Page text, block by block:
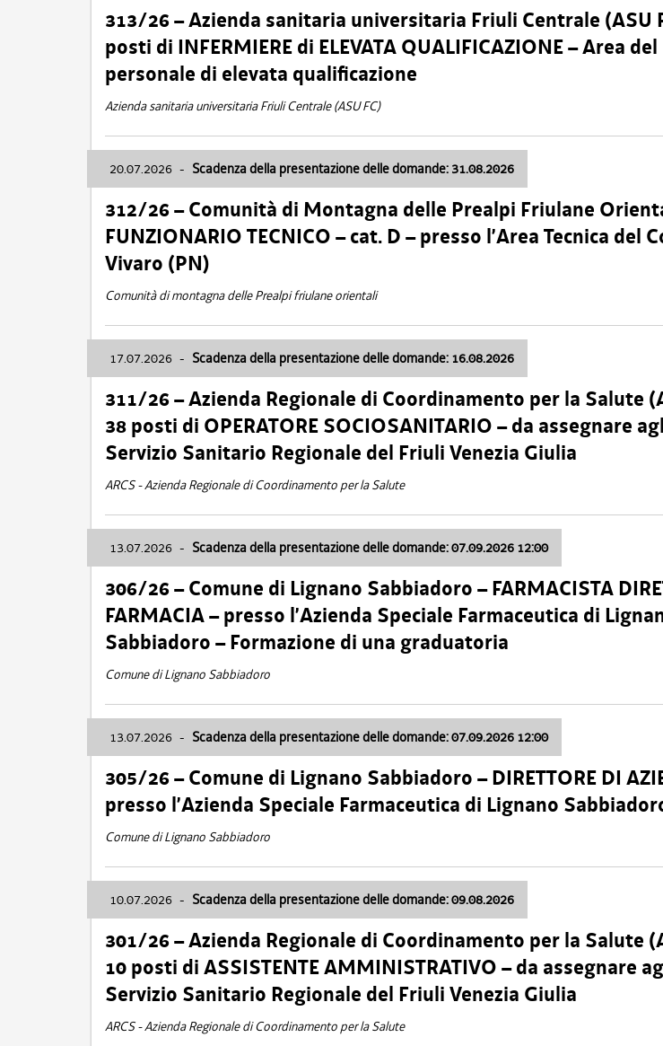
313/26 – Azienda sanitaria universitaria Friuli Centrale (ASU
posti di INFERMIERE di ELEVATA QUALIFICAZIONE – Area del
personale di elevata qualificazione
Azienda sanitaria universitaria Friuli Centrale (ASU FC)
20.07.2026 - Scadenza della presentazione delle domande: 31.08.2026
312/26 – Comunità di Montagna delle Prealpi Friulane
FUNZIONARIO TECNICO – cat. D – presso l’Area Tecnica del
Vivaro (PN)
Comunità di montagna delle Prealpi friulane orientali
17.07.2026 - Scadenza della presentazione delle domande: 16.08.2026
311/26 – Azienda Regionale di Coordinamento per la Salute
38 posti di OPERATORE SOCIOSANITARIO – da assegnare
Servizio Sanitario Regionale del Friuli Venezia Giulia
ARCS - Azienda Regionale di Coordinamento per la Salute
13.07.2026 - Scadenza della presentazione delle domande: 07.09.2026 12:00
306/26 – Comune di Lignano Sabbiadoro – FARMACISTA
FARMACIA – presso l’Azienda Speciale Farmaceutica di
Sabbiadoro – Formazione di una graduatoria
Comune di Lignano Sabbiadoro
13.07.2026 - Scadenza della presentazione delle domande: 07.09.2026 12:00
305/26 – Comune di Lignano Sabbiadoro – DIRETTORE DI
presso l’Azienda Speciale Farmaceutica di Lignano
Comune di Lignano Sabbiadoro
10.07.2026 - Scadenza della presentazione delle domande: 09.08.2026
301/26 – Azienda Regionale di Coordinamento per la Salute
10 posti di ASSISTENTE AMMINISTRATIVO – da assegnare
Servizio Sanitario Regionale del Friuli Venezia Giulia
ARCS - Azienda Regionale di Coordinamento per la Salute